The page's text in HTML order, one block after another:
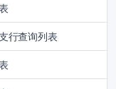
行查询列表